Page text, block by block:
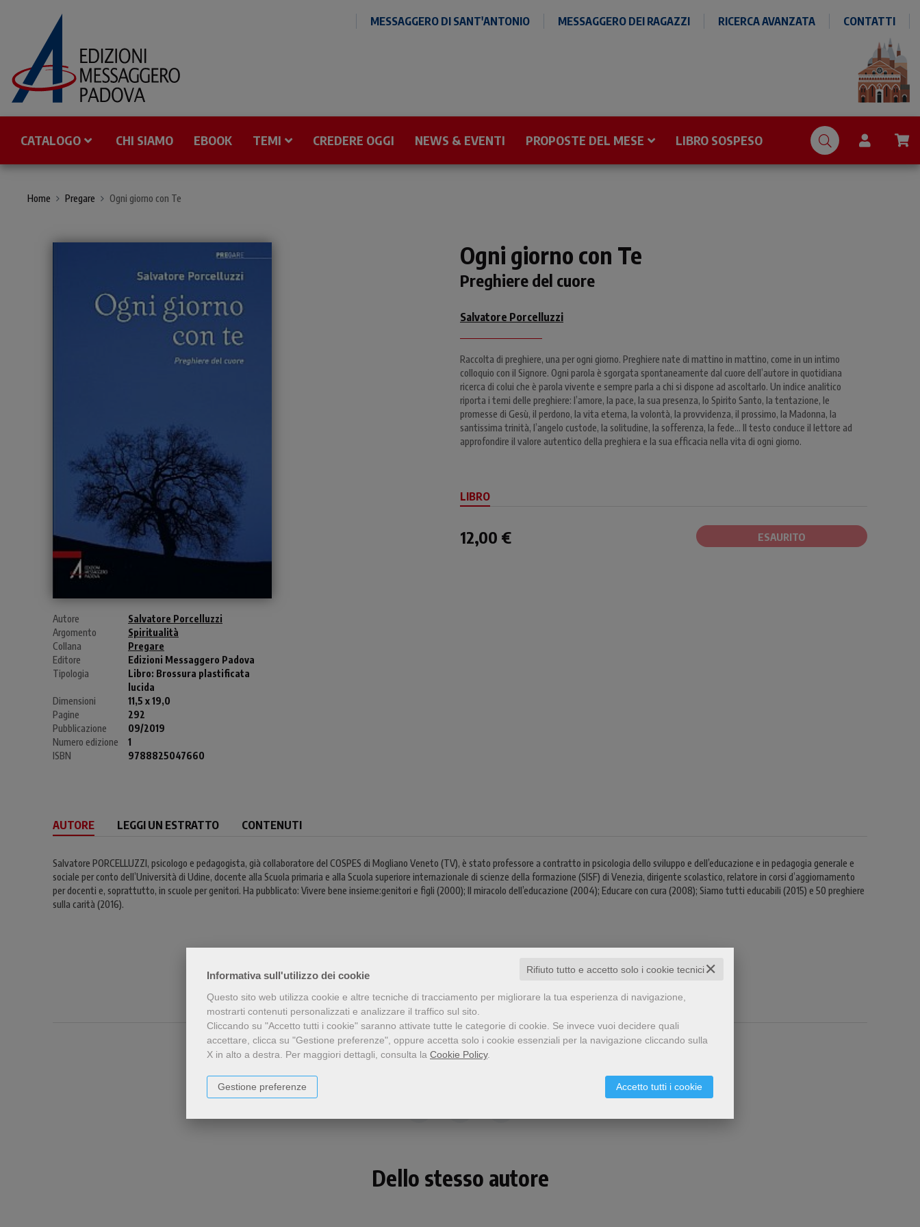
Informativa sull'utilizzo dei cookie ✕
Rifiuto tutto e accetto solo i cookie tecnici
Questo sito web utilizza cookie e altre tecniche di tracciamento per migliorare la tua esperienza di navigazione,
mostrarti contenuti personalizzati e analizzare il traffico sul sito.
Cliccando su "Accetto tutti i cookie" saranno attivate tutte le categorie di cookie. Se invece vuoi decidere quali
accettare, clicca su "Gestione preferenze", oppure accetta solo i cookie essenziali per la navigazione cliccando sulla
X in alto a destra. Per maggiori dettagli, consulta la Cookie Policy.
Accetto tutti i cookie
Gestione preferenze
MESSAGGERO DI SANT'ANTONIO MESSAGGERO DEI RAGAZZI RICERCA AVANZATA CONTATTI
CATALOGO CHI SIAMO EBOOK TEMI CREDERE OGGI NEWS & EVENTI PROPOSTE DEL MESE LIBRO SOSPESO
Home Pregare Ogni giorno con Te
Autore
Salvatore Porcelluzzi
Argomento
Spiritualità
Collana
Pregare
Editore
Edizioni Messaggero Padova
Tipologia
Libro: Brossura plastificata
lucida
Dimensioni
11,5 x 19,0
Pagine
292
Pubblicazione
09/2019
Numero edizione
1
ISBN
9788825047660
Ogni giorno con Te
Preghiere del cuore
Salvatore Porcelluzzi
Raccolta di preghiere, una per ogni giorno. Preghiere nate di mattino in mattino, come in un intimo
colloquio con il Signore. Ogni parola è sgorgata spontaneamente dal cuore dell’autore in quotidiana
ricerca di colui che è parola vivente e sempre parla a chi si dispone ad ascoltarlo. Un indice analitico
riporta i temi delle preghiere: l’amore, la pace, la sua presenza, lo Spirito Santo, la tentazione, le
promesse di Gesù, il perdono, la vita eterna, la volontà, la provvidenza, il prossimo, la Madonna, la
santissima trinità, l’angelo custode, la solitudine, la sofferenza, la fede… Il testo conduce il lettore ad
approfondire il valore autentico della preghiera e la sua efficacia nella vita di ogni giorno.
LIBRO
12,00 € ESAURITO
AUTORE LEGGI UN ESTRATTO CONTENUTI
Salvatore PORCELLUZZI, psicologo e pedagogista, già collaboratore del COSPES di Mogliano Veneto (TV), è stato professore a contratto in psicologia dello sviluppo e dell’educazione e in pedagogia generale e
sociale per conto dell’Università di Udine, docente alla Scuola primaria e alla Scuola superiore internazionale di scienze della formazione (SISF) di Venezia, dirigente scolastico, relatore in corsi d’aggiornamento
per docenti e, soprattutto, in scuole per genitori. Ha pubblicato: Vivere bene insieme:genitori e figli (2000); Il miracolo dell’educazione (2004); Educare con cura (2008); Siamo tutti educabili (2015) e 50 preghiere
sulla carità (2016).
Dello stesso autore